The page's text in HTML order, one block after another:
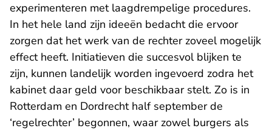
experimenteren met laagdrempelige procedures.
In het hele land zijn ideeën bedachtdie ervoor
zorgen dat het werk van de rechter zoveel mogelijk
effect heeft. Initiatieven die succesvol blijken te
zijn, kunnen landelijk worden ingevoerd zodra het
kabinet daar geld voor beschikbaar stelt. Zo is in
Rotterdam en Dordrecht half september de
‘regelrechter’ begonnen, waar zowel burgers als